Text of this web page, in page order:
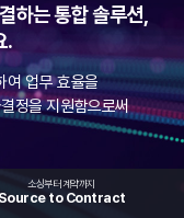
는 통합 솔루션,
.
여 업무 효율을
정을 지원함으로써
소싱부터 계약까지
Source to Contract